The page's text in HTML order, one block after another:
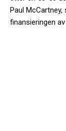
Paul
finansieringen